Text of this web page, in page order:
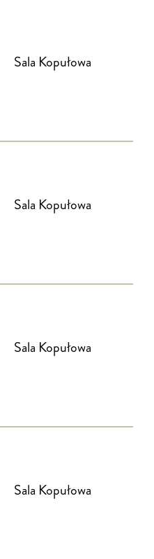
Sala Kopułowa
Sala Kopułowa
Sala Kopułowa
Sala Kopułowa